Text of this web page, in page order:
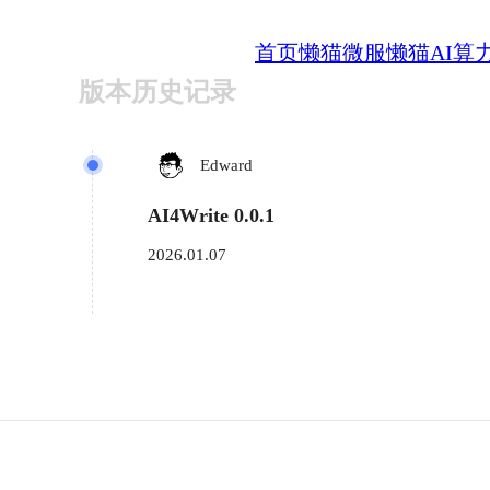
首页懒猫微服懒猫AI算
版本历史记录
Edward
AI4Write 0.0.1
2026.01.07